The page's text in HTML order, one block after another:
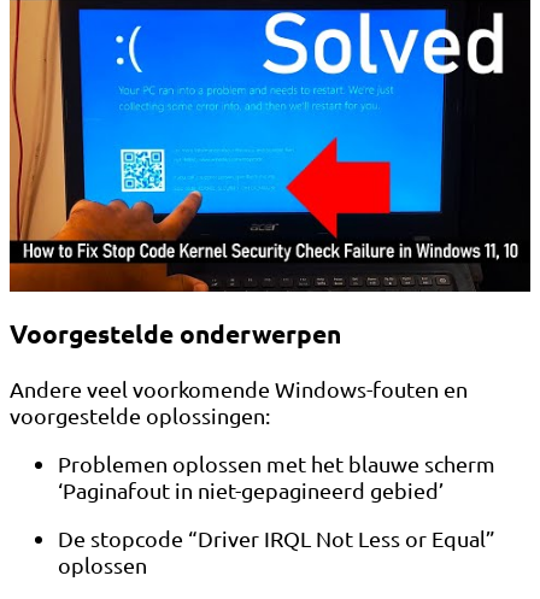
Voorgestelde onderwerpen
Andere veel voorkomende Windows-fouten en
voorgestelde oplossingen:
Problemen oplossen met het blauwe scherm
‘Paginafout in niet-gepagineerd gebied’
De stopcode “Driver IRQL Not Less or Equal”
oplossen